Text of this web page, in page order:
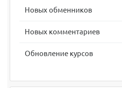
Новых обменников
Новых комментариев
Обновление курсов